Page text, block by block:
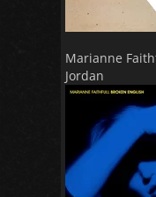
Marianne
Jordan